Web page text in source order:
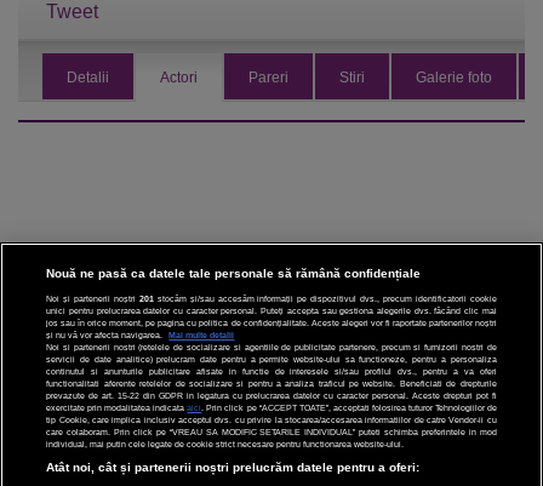
Tweet
Detalii Actori Pareri Stiri Galerie foto
CINEMA
DIVERTISMENT
STIRI
TEHNOLOGIE
Nouă ne pasă ca datele tale personale să rămână confidențiale
Noi și partenerii noștri 201 stocăm și/sau accesăm informații pe dispozitivul dvs., precum identificatorii cookie
unici pentru prelucrarea datelor cu caracter personal. Puteți accepta sau gestiona alegerile dvs. făcând clic mai
jos sau în orice moment, pe pagina cu politica de confidențialitate. Aceste alegeri vor fi raportate partenerilor noștri
și nu vă vor afecta navigarea.
Mai multe detalii
Noi si partenerii nostri (retelele de socializare si agentiile de publicitate partenere, precum si furnizorii nostri de
servicii de date analitice) prelucram date pentru a permite website-ului sa functioneze, pentru a personaliza
continutul si anunturile publicitare afisate in functie de interesele si/sau profilul dvs., pentru a va oferi
functionalitati aferente retelelor de socializare si pentru a analiza traficul pe website. Beneficiati de drepturile
prevazute de art. 15-22 din GDPR in legatura cu prelucrarea datelor cu caracter personal. Aceste drepturi pot fi
exercitate prin modalitatea indicataaici . Prin click pe “ACCEPT TOATE”, acceptati folosirea tuturor Tehnologiilor de
tip Cookie, care implica inclusiv acceptul dvs. cu privire la stocarea/accesarea informatiilor de catre Vendor-ii cu
care colaboram. Prin click pe “VREAU SA MODIFIC SETARILE INDIVIDUAL” puteti schimba preferintele in mod
individual, mai putin cele legate de cookie strict necesare pentru functionarea website-ului.
Atât noi, cât și partenerii noștri prelucrăm datele pentru a oferi: